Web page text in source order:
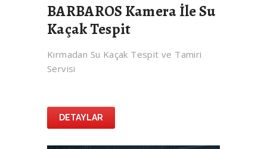
BARBAROS Kamera İle Su
Kaçak Tespit
Kırmadan Su Kaçak Tespit ve Tamiri
Servisi
DETAYLAR